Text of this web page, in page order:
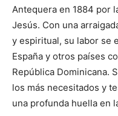
Antequera en 1884 por
Jesús. Con una
y espiritual, su labor se
España y otros países
República Dominicana.
los más necesitados y
una profunda huella en